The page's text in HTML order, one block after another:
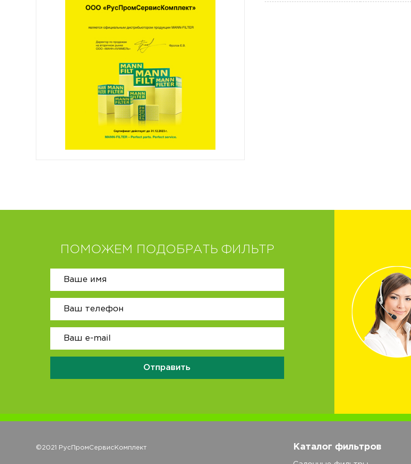
ПОМОЖЕМ ПОДОБРАТЬ ФИЛЬТР
Отправить
©2021 РусПромСервисКомплект Каталог фильтров